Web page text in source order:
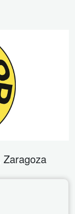
Zaragoza